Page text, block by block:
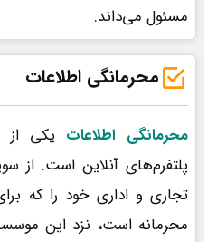
مسئول می‌داند.
محرمانگی اطلاعات
محرمانگی اطلاعات یکی از
پلتفرم‌های آنلاین است. از
تجاری و اداری خود را که
محرمانه است، نزد این